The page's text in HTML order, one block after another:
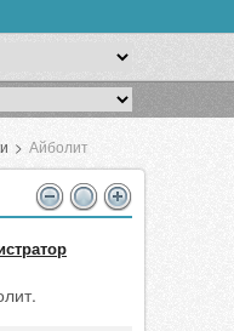
> Айболит